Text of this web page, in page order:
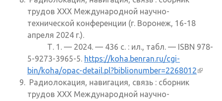
трудов XXX Международной научно-
технической конференции (г. Воронеж, 16-18
апреля 2024 г.).
Т. 1. — 2024. — 436 с. : ил., табл. — ISBN 978-
5-9273-3965-5. https://koha.benran.ru/cgi-
bin/koha/opac-detail.pl?biblionumber=2268012
Радиолокация, навигация, связь : сборник
трудов XXX Международной научно-